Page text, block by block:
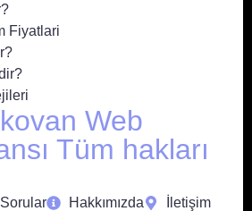
Fiyatlari
Web
Tüm hakları
Hakkımızda İletişim